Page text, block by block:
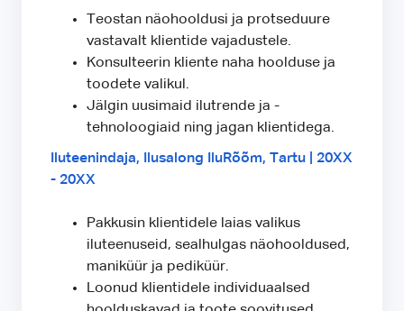
Teostan näohooldusi ja protseduure
vastavalt klientide vajadustele.
Konsulteerin kliente naha hoolduse ja
toodete valikul.
Jälgin uusimaid ilutrende ja -
tehnoloogiaid ning jagan klientidega.
Iluteenindaja, Ilusalong IluRõõm, Tartu | 20XX
- 20XX
Pakkusin klientidele laias valikus
iluteenuseid, sealhulgas näohooldused,
maniküür ja pediküür.
Loonud klientidele individuaalsed